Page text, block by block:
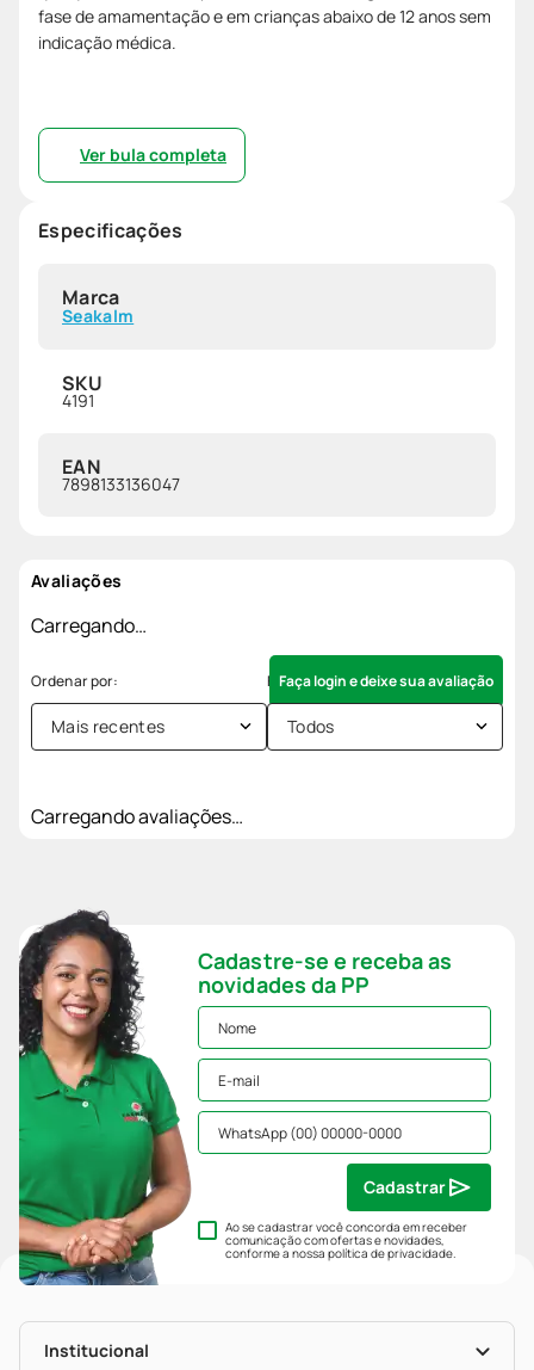
fase de amamentação e em crianças abaixo de 12 anos sem
indicação médica.
Ver bula completa
Especificações
Marca
Seakalm
SKU
4191
EAN
7898133136047
Avaliações
Carregando…
Faça login e deixe sua avaliação
Mais recentes Todos
Carregando avaliações…
Cadastre-se e receba as
novidades da PP
Ao se cadastrar você concorda em receber
comunicação com ofertas e novidades,
conforme a nossapolítica de privacidade.
Cadastrar
Institucional